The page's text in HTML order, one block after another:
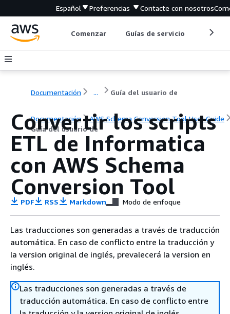
Español Preferencias Contacte con nosotros
Comenzar Guías de servicio
Documentación ... Guía del usuario de
Documentación
AWS Schema Conversion Tool User Guide
Guía del usuario de
Convertir los scripts
ETL de Informatica
con AWS Schema
Conversion Tool
PDF RSS Markdown Modo de enfoque
Las traducciones son generadas a través de traducción
automática. En caso de conflicto entre la traducción y
la version original de inglés, prevalecerá la version en
inglés.
Las traducciones son generadas a través de
traducción automática. En caso de conflicto entre